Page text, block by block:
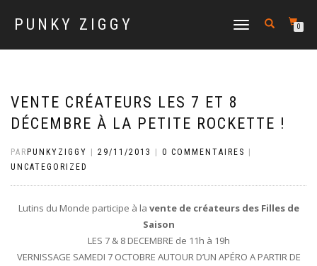
PUNKY ZIGGY
DÉPLIER
NAVIGATION
0
VENTE CRÉATEURS LES 7 ET 8
DÉCEMBRE À LA PETITE ROCKETTE !
PAR PUNKYZIGGY 29/11/2013 0 COMMENTAIRES
UNCATEGORIZED
Lutins du Monde participe à la vente de créateurs des Filles de
Saison
LES 7 & 8 DECEMBRE de 11h à 19h
VERNISSAGE SAMEDI 7 OCTOBRE AUTOUR D’UN APÉRO A PARTIR DE